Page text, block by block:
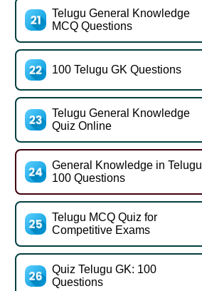
Telugu General Knowledge
MCQ Questions
100 Telugu GK Questions
Telugu General Knowledge
Quiz Online
General Knowledge in Telugu
100 Questions
Telugu MCQ Quiz for
Competitive Exams
Quiz Telugu GK: 100
Questions